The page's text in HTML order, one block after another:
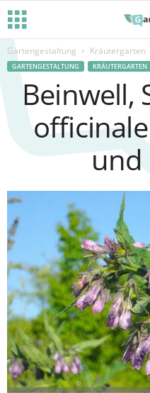
Gartengestaltung Kräutergarten
GARTENGESTALTUNG KRÄUTERGARTEN
Beinwell,
und